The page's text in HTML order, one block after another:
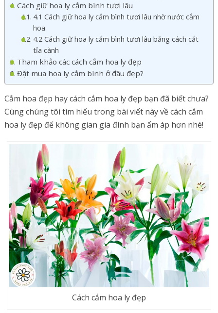
Cách giữ hoa ly cắm bình tươi lâu
4.1 Cách giữ hoa ly cắm bình tươi lâu nhờ nước cắm
hoa
4.2 Cách giữ hoa ly cắm bình tươi lâu bằng cách cắt
tỉa cành
Tham khảo các cách cắm hoa ly đẹp
Đặt mua hoa ly cắm bình ở đâu đẹp?
Cắm hoa đẹp hay cách cắm hoa ly đẹp bạn đã biết chưa?
Cùng chúng tôi tìm hiểu trong bài viết này về cách cắm
hoa ly đẹp để không gian gia đình bạn ấm áp hơn nhé!
Cách cắm hoa ly đẹp